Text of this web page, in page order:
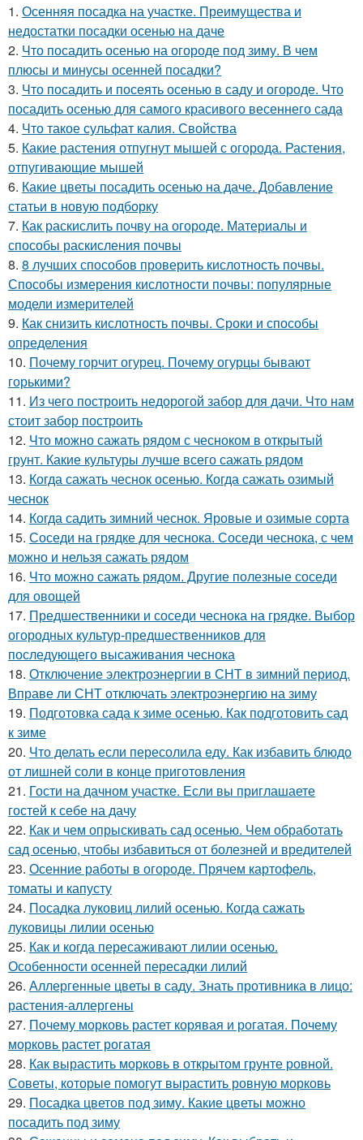
1. Осенняя посадка на участке. Преимущества и
недостатки посадки осенью на даче
2. Что посадить осенью на огороде под зиму. В чем
плюсы и минусы осенней посадки?
3. Что посадить и посеять осенью в саду и огороде. Что
посадить осенью для самого красивого весеннего сада
4. Что такое сульфат калия. Свойства
5. Какие растения отпугнут мышей с огорода. Растения,
отпугивающие мышей
6. Какие цветы посадить осенью на даче. Добавление
статьи в новую подборку
7. Как раскислить почву на огороде. Материалы и
способы раскисления почвы
8. 8 лучших способов проверить кислотность почвы.
Способы измерения кислотности почвы: популярные
модели измерителей
9. Как снизить кислотность почвы. Сроки и способы
определения
10. Почему горчит огурец. Почему огурцы бывают
горькими?
11. Из чего построить недорогой забор для дачи. Что нам
стоит забор построить
12. Что можно сажать рядом с чесноком в открытый
грунт. Какие культуры лучше всего сажать рядом
13. Когда сажать чеснок осенью. Когда сажать озимый
чеснок
14. Когда садить зимний чеснок. Яровые и озимые сорта
15. Соседи на грядке для чеснока. Соседи чеснока, с чем
можно и нельзя сажать рядом
16. Что можно сажать рядом. Другие полезные соседи
для овощей
17. Предшественники и соседи чеснока на грядке. Выбор
огородных культур-предшественников для
последующего высаживания чеснока
18. Отключение электроэнергии в СНТ в зимний период.
Вправе ли СНТ отключать электроэнергию на зиму
19. Подготовка сада к зиме осенью. Как подготовить сад
к зиме
20. Что делать если пересолила еду. Как избавить блюдо
от лишней соли в конце приготовления
21. Гости на дачном участке. Если вы приглашаете
гостей к себе на дачу
22. Как и чем опрыскивать сад осенью. Чем обработать
сад осенью, чтобы избавиться от болезней и вредителей
23. Осенние работы в огороде. Прячем картофель,
томаты и капусту
24. Посадка луковиц лилий осенью. Когда сажать
луковицы лилии осенью
25. Как и когда пересаживают лилии осенью.
Особенности осенней пересадки лилий
26. Аллергенные цветы в саду. Знать противника в лицо:
растения-аллергены
27. Почему морковь растет корявая и рогатая. Почему
морковь растет рогатая
28. Как вырастить морковь в открытом грунте ровной.
Советы, которые помогут вырастить ровную морковь
29. Посадка цветов под зиму. Какие цветы можно
посадить под зиму